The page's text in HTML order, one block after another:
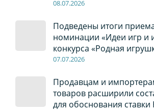
08.07.2026
Подведены итоги
номинации «Идеи игр и
конкурса «Родная
07.07.2026
Продавцам и
товаров расширили
для обоснования